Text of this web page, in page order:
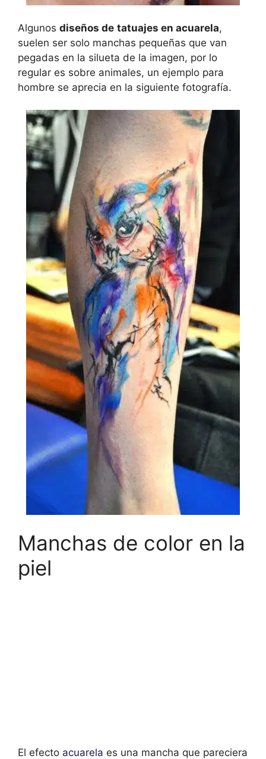
Algunos diseños de tatuajes en acuarela,
suelen ser solo manchas pequeñas que van
pegadas en la silueta de la imagen, por lo
regular es sobre animales, un ejemplo para
hombre se aprecia en la siguiente fotografía.
Manchas de color en la
piel
El efecto acuarela es una mancha que pareciera